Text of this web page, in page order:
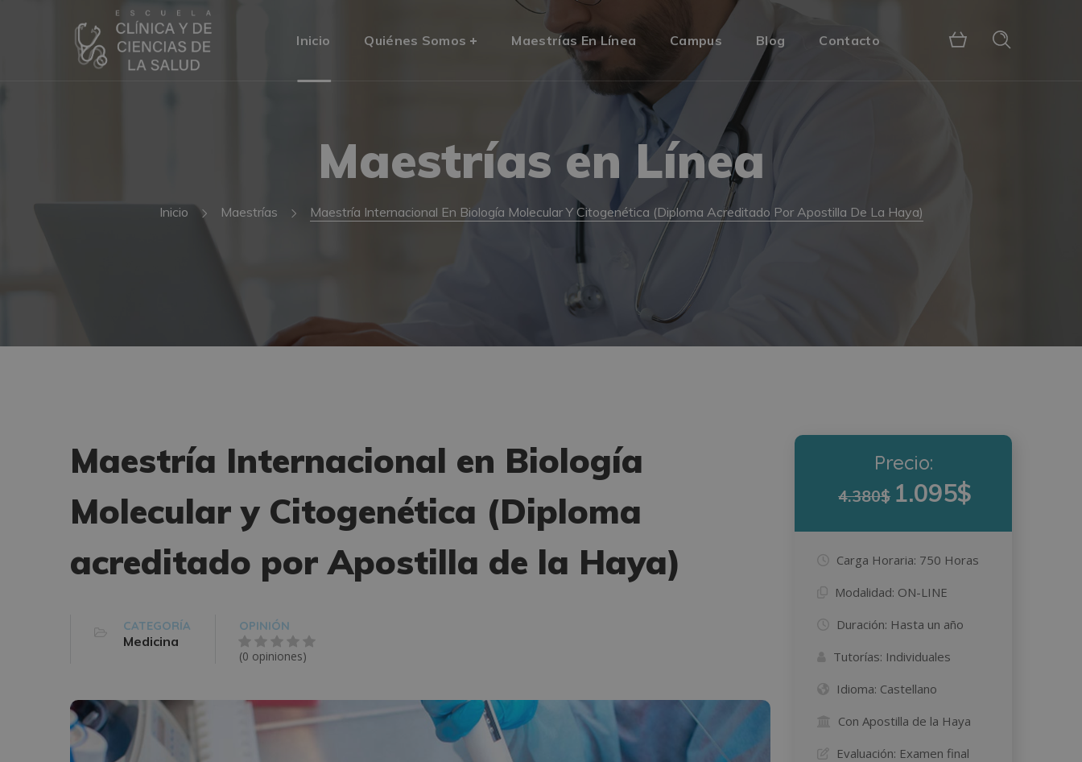
Inicio Quiénes Somos Maestrías En Línea Campus Blog Contacto
Maestrías en Línea
Inicio Maestrías Maestría Internacional En Biología Molecular Y Citogenética (Diploma Acreditado Por Apostilla De La Haya)
Maestría Internacional en Biología
Molecular y Citogenética (Diploma
acreditado por Apostilla de la Haya)
CATEGORÍA
Medicina
OPINIÓN
(0 opiniones)
Precio:
4.380$ 1.095$
Carga Horaria: 750 Horas
Modalidad: ON-LINE
Duración: Hasta un año
Tutorías: Individuales
Idioma: Castellano
Con Apostilla de la Haya
Evaluación: Examen final